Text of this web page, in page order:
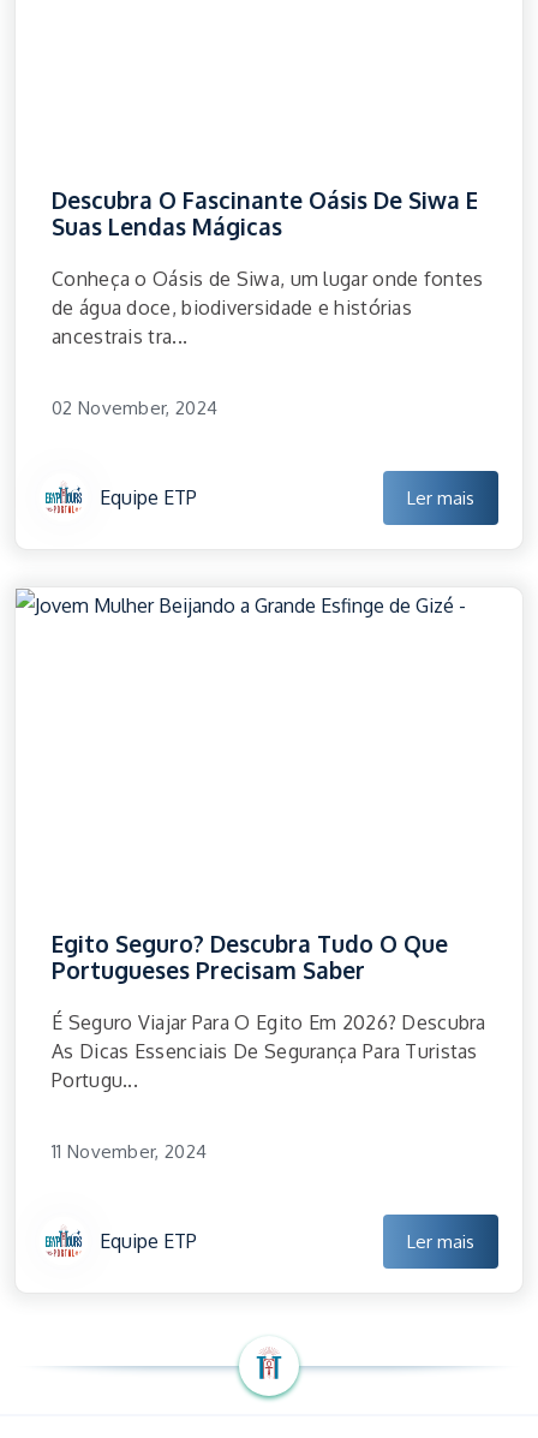
Descubra O Fascinante Oásis De Siwa E
Suas Lendas Mágicas
Conheça o Oásis de Siwa, um lugar onde fontes
de água doce, biodiversidade e histórias
ancestrais tra...
02 November, 2024
Equipe ETP Ler mais
Egito Seguro? Descubra Tudo O Que
Portugueses Precisam Saber
É Seguro Viajar Para O Egito Em 2026? Descubra
As Dicas Essenciais De Segurança Para Turistas
Portugu...
11 November, 2024
Equipe ETP Ler mais